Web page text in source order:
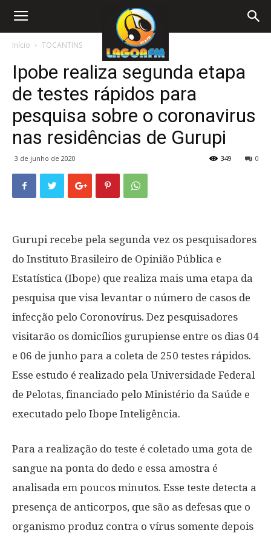
Início TOCANTINS
Ipobe realiza segunda etapa
de testes rápidos para
pesquisa sobre o coronavirus
nas residências de Gurupi
3 de junho de 2020 0
349
Gurupi recebe pela segunda vez os pesquisadores
do Instituto Brasileiro de Opinião Pública e
Estatística (Ibope) que realiza mais uma etapa da
pesquisa que visa levantar o número de casos de
infecção pelo Coronovírus. Dez pesquisadores
visitarão os domicílios gurupiense entre os dias 04
e 06 de junho para a coleta de 250 testes rápidos.
Esse estudo é realizado pela Universidade Federal
de Pelotas, financiado pelo Ministério da Saúde e
executado pelo Ibope Inteligência.
Para a realização do teste é coletado uma gota de
sangue na ponta do dedo e essa amostra é
analisada em poucos minutos. Esse teste detecta a
presença de anticorpos, que são as defesas que o
organismo produz contra o vírus somente depois